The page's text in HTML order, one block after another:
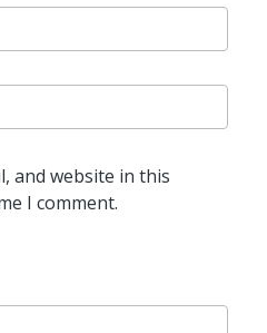
and website in this
I comment.